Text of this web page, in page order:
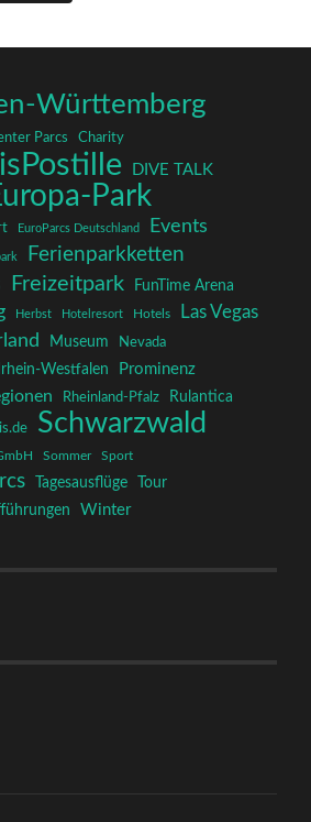
Württemberg
Parcs Charity
DIVE TALK
Park
EuroParcs Deutschland Events
Ferienparkketten
Freizeitpark FunTime Arena
Herbst Hotelresort Hotels
Las Vegas
Museum Nevada
Westfalen Prominenz
Rheinland-Pfalz Rulantica
Schwarzwald
Sommer Sport
Tagesausflüge
Tour
Winter